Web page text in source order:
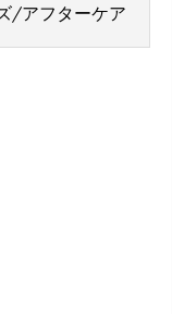
/アフターケア